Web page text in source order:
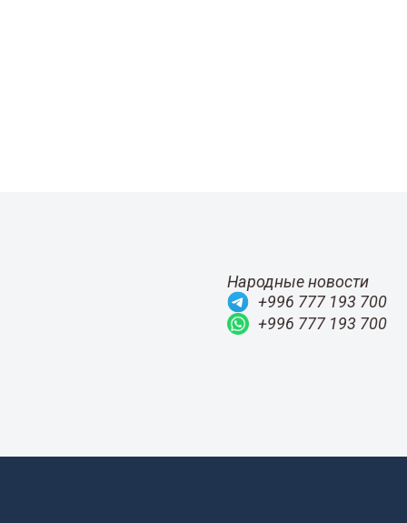
Народные новости
+996 777 193 700
+996 777 193 700